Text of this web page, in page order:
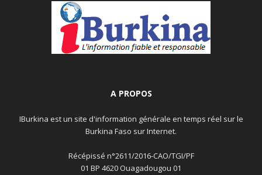
A PROPOS
IBurkina est un site d'information générale en temps réel sur le
Burkina Faso sur Internet.
Récépissé n°2611/2016-CAO/TGI/PF
01 BP 4620 Ouagadougou 01